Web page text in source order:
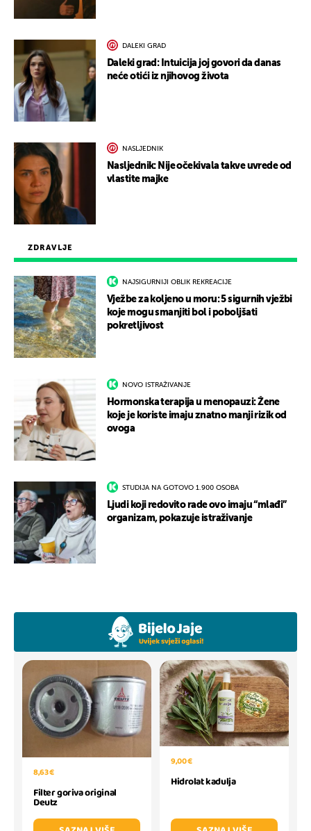
ZDRAVLJE
NAJSIGURNIJI OBLIK REKREACIJE
Vježbe za koljeno u moru: 5 sigurnih vježbi
koje mogu smanjiti bol i poboljšati
pokretljivost
NOVO ISTRAŽIVANJE
Hormonska terapija u menopauzi: Žene
koje je koriste imaju znatno manji rizik od
ovoga
STUDIJA NA GOTOVO 1.900 OSOBA
Ljudi koji redovito rade ovo imaju “mlađi”
organizam, pokazuje istraživanje
DALEKI GRAD
Daleki grad: Intuicija joj govori da danas
neće otići iz njihovog života
NASLJEDNIK
Nasljednik: Nije očekivala takve uvrede od
vlastite majke
8,63 €
Filter goriva original
Deutz
9,00 €
Hidrolat kadulja